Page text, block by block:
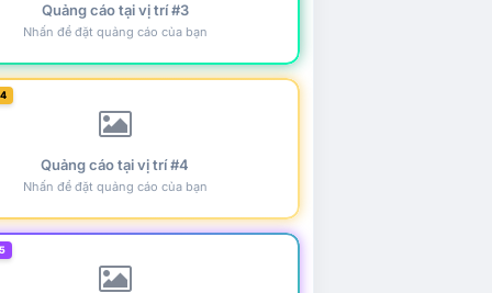
Quảng cáo tại vị trí #3
Nhấn để đặt quảng cáo của bạn
Quảng cáo tại vị trí #4
Nhấn để đặt quảng cáo của bạn